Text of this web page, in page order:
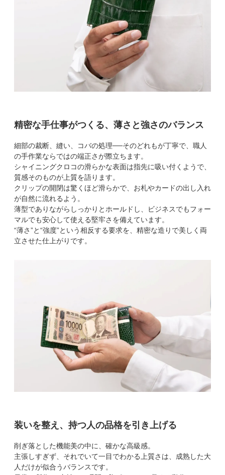
精密な手仕事がつくる、薄さと強さのバランス
細部の裁断、縫い、コバの処理──そのどれもが丁寧で、職人
の手作業ならではの端正さが際立ちます。
シャイニングクロコの滑らかな表面は指先に吸い付くようで、
質感そのものが上質を語ります。
クリップの開閉は驚くほど滑らかで、お札やカードの出し入れ
が自然に流れるよう。
薄型でありながらしっかりとホールドし、ビジネスでもフォー
マルでも安心して使える堅牢さを備えています。
“薄さ”と“強度”という相反する要求を、精密な造りで美しく両
立させた仕上がりです。
装いを整え、持つ人の品格を引き上げる
削ぎ落とした機能美の中に、確かな高級感。
主張しすぎず、それでいて一目でわかる上質さは、成熟した大
人だけが似合うバランスです。